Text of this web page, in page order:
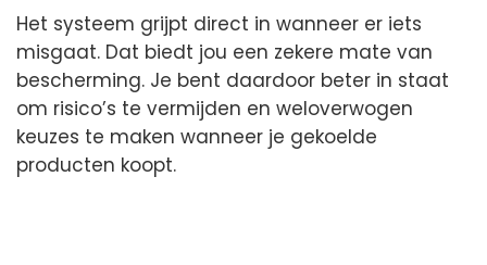
Het systeem grijpt direct in wanneer er iets
misgaat. Dat biedt jou een zekere mate van
bescherming. Je bent daardoor beter in staat
om risico’s te vermijden en weloverwogen
keuzes te maken wanneer je gekoelde
producten koopt.